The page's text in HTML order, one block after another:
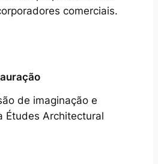
comerciais.
de imaginação e
Études Architectural